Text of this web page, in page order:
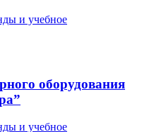
и учебное
оборудования
и учебное